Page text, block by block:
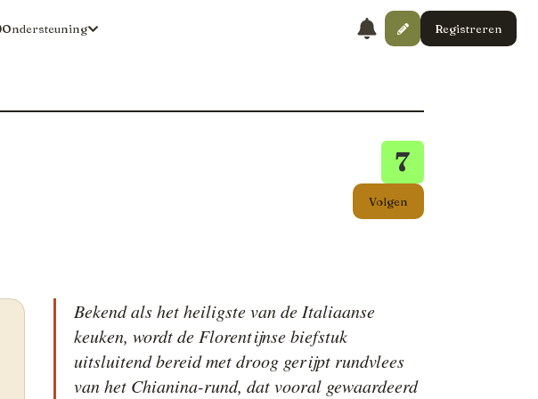
Ondersteuning Registreren
7
Volgen
Bekend als het heiligste van de Italiaanse
keuken, wordt de Florentijnse biefstuk
uitsluitend bereid met droog gerijpt rundvlees
van het Chianina-rund, dat vooral gewaardeerd